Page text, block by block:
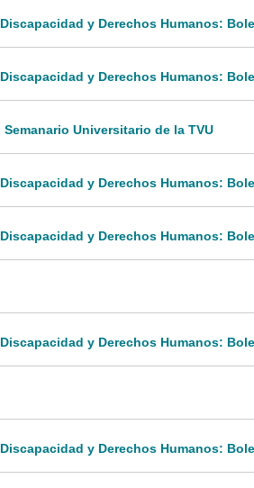
y Derechos Humanos:
y Derechos Humanos:
Universitario de la TVU
y Derechos Humanos:
y Derechos Humanos:
y Derechos Humanos:
y Derechos Humanos: